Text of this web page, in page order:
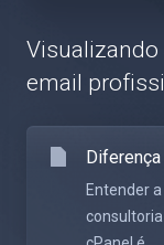
email
Entender